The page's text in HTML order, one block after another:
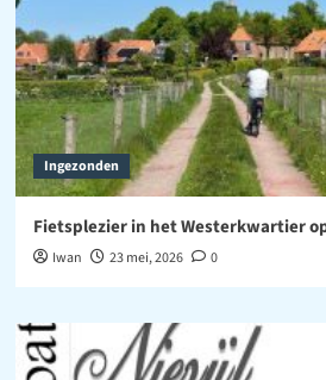
Ingezonden
Fietsplezier in het Westerkwartier
Iwan 23 mei, 2026 0